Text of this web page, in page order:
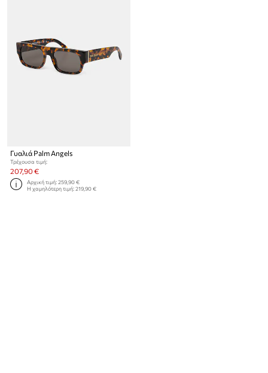
Γυαλιά Palm Angels
Τρέχουσα τιμή:
207,90 €
Αρχική τιμή:259,90 €
Η χαμηλότερη τιμή:219,90 €